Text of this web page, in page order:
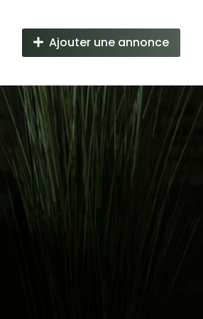
Ajouter une annonce